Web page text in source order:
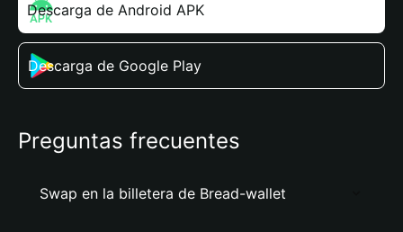
Descarga de Android APK
Descarga de Google Play
Preguntas frecuentes
Swap en la billetera de Bread-wallet